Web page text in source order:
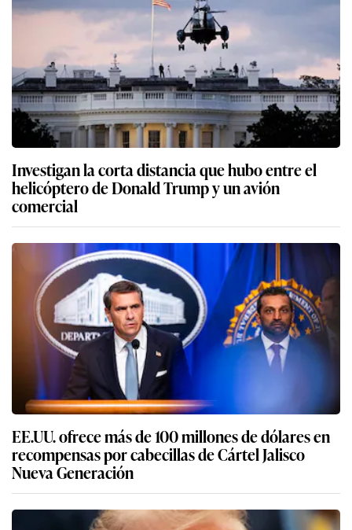
Investigan la corta distancia que hubo entre el
helicóptero de Donald Trump y un avión
comercial
EE.UU. ofrece más de 100 millones de dólares en
recompensas por cabecillas de Cártel Jalisco
Nueva Generación